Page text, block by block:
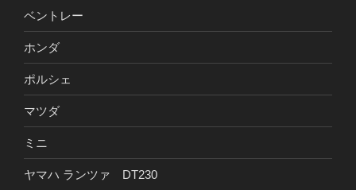
ベントレー
ホンダ
ポルシェ
マツダ
ミニ
ヤマハ ランツァ DT230